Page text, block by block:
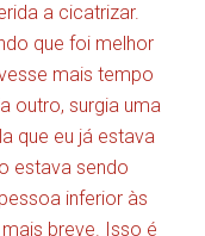
a cicatrizar.
que foi melhor
mais tempo
outro, surgia uma
que eu já estava
estava sendo
inferior às
breve. Isso é